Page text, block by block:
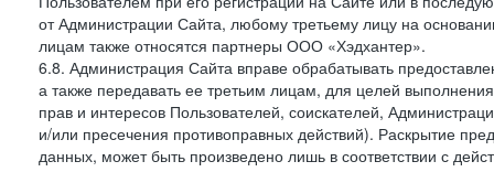
от Администрации Сайта, любому третьему лицу на
лицам также относятся партнеры ООО «Хэдхантер».
6.8. Администрация Сайта вправе обрабатывать
а также передавать ее третьим лицам, для целей
прав и интересов Пользователей, соискателей,
и/или пресечения противоправных действий). Раскрытие
данных, может быть произведено лишь в соответствии с